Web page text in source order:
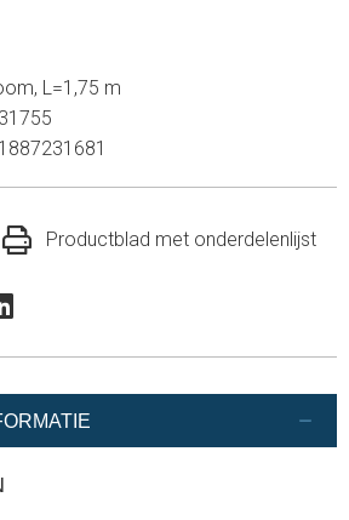
L=1,75 m
Productblad met onderdelenlijst